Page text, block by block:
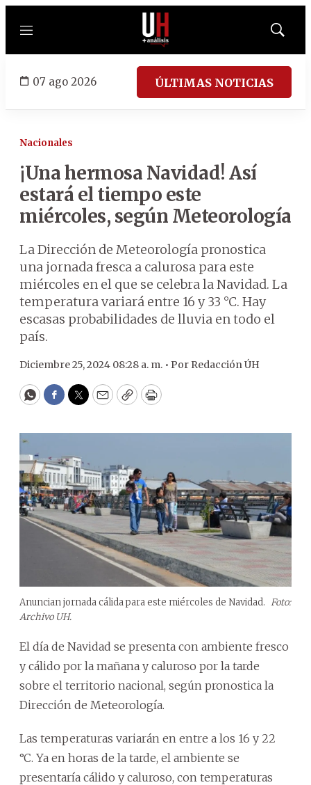
Menú
Mostrar
07 ago 2026 ÚLTIMAS NOTICIAS
Nacionales
¡Una hermosa Navidad! Así
estará el tiempo este
miércoles, según Meteorología
La Dirección de Meteorología pronostica
una jornada fresca a calurosa para este
miércoles en el que se celebra la Navidad. La
temperatura variará entre 16 y 33 °C. Hay
escasas probabilidades de lluvia en todo el
país.
Diciembre 25, 2024 08:28 a. m. • Por Redacción ÚH
WhatsApp
Facebook
Twitter
EmailCopyPrint
Anuncian jornada cálida para este miércoles de Navidad. Foto:
Archivo UH.
El día de Navidad se presenta con ambiente fresco
y cálido por la mañana y caluroso por la tarde
sobre el territorio nacional, según pronostica la
Dirección de Meteorología.
Las temperaturas variarán en entre a los 16 y 22
°C. Ya en horas de la tarde, el ambiente se
presentaría cálido y caluroso, con temperaturas